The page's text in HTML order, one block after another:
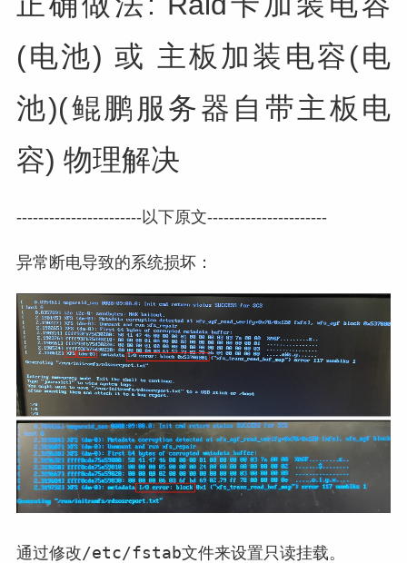
(电池) 或 主板加装电容(电
池)(鲲鹏服务器自带主板电
容) 物理解决
-----------------------以下原文----------------------
异常断电导致的系统损坏：
通过修改/etc/fstab文件来设置只读挂载。